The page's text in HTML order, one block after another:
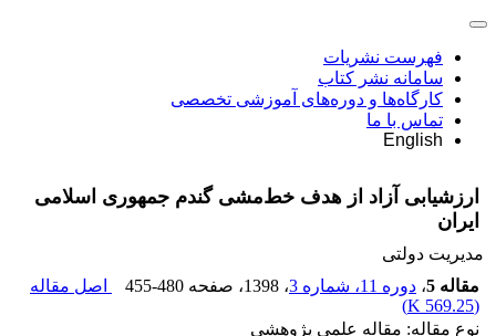
فهرست نشریات
سامانه نشر کتاب
کارگاه‌ها و دوره‌های آموزشی تخصصی
تماس با ما
English
ارزشیابی آزاد از هدف خط‌‌مشی‌ گندم جمهوری اسلامی
ایران
مدیریت دولتی
مقاله 5
، دوره 11، شماره 3 ، 1398 ، صفحه 455-480
اصل مقاله
(
569.25 K
)
نوع مقاله: مقاله علمی پژوهشی